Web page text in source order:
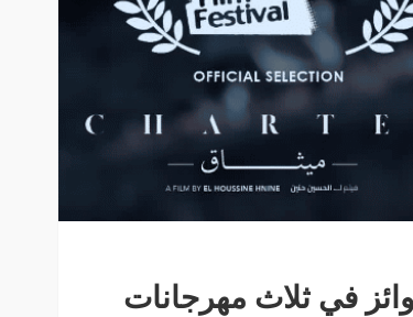
في ثلاث مهرجانات